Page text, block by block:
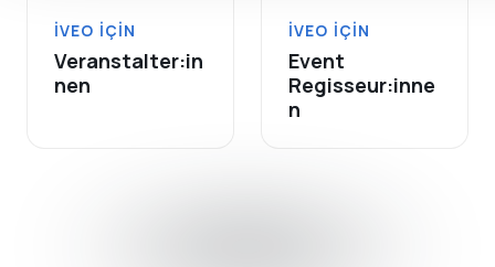
IVEO IÇIN
Veranstalter:in
nen
IVEO IÇIN
Event
Regisseur:inne
n